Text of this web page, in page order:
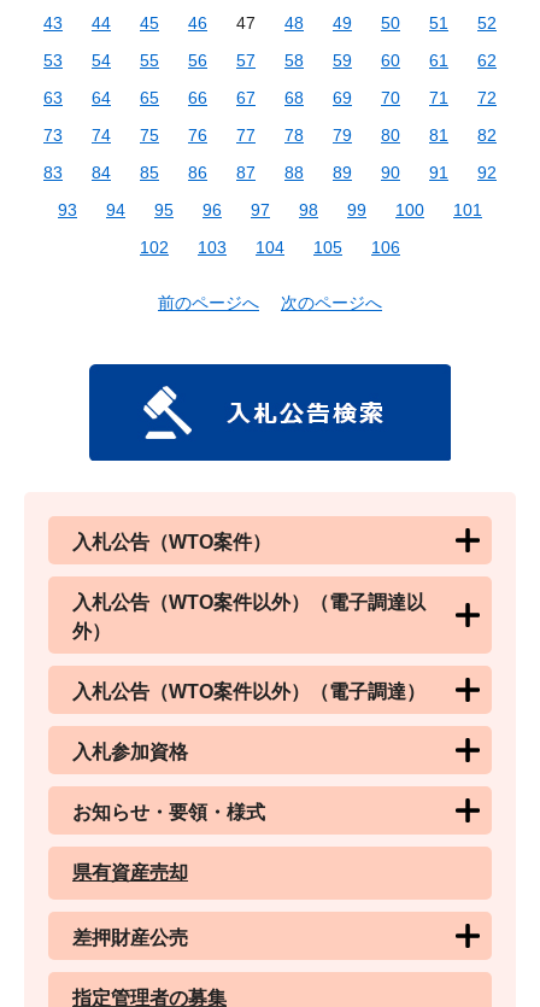
43
44 45 46 47 48 49 50 51
52
53
54 55 56 57 58 59 60 61
62
63
64 65 66 67 68 69 70 71
72
73
74 75 76 77 78 79 80 81
82
83
84 85 86 87 88 89 90 91
92
93
94 95 96 97 98 99 100
101
102
103 104 105 106
前のページへ 次のページへ
入札公告（WTO案件）
入札公告（WTO案件以外）（電子調達以
外）
入札公告（WTO案件以外）（電子調達）
入札参加資格
お知らせ・要領・様式
県有資産売却
差押財産公売
指定管理者の募集